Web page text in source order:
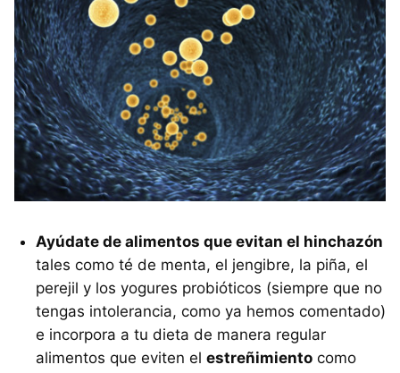
Ayúdate de alimentos que evitan el hinchazón
tales como té de menta, el jengibre, la piña, el
perejil y los yogures probióticos (siempre que no
tengas intolerancia, como ya hemos comentado)
e incorpora a tu dieta de manera regular
alimentos que eviten el estreñimiento como